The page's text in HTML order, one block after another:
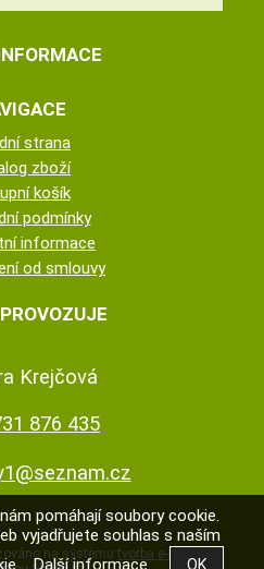
strana
zboží
košík
podmínky
informace
od smlouvy
Krejčová
876 435
na systému tvorba e-shopu
pomáhají soubory cookie.
vyjadřujete souhlas s naším
Další informace